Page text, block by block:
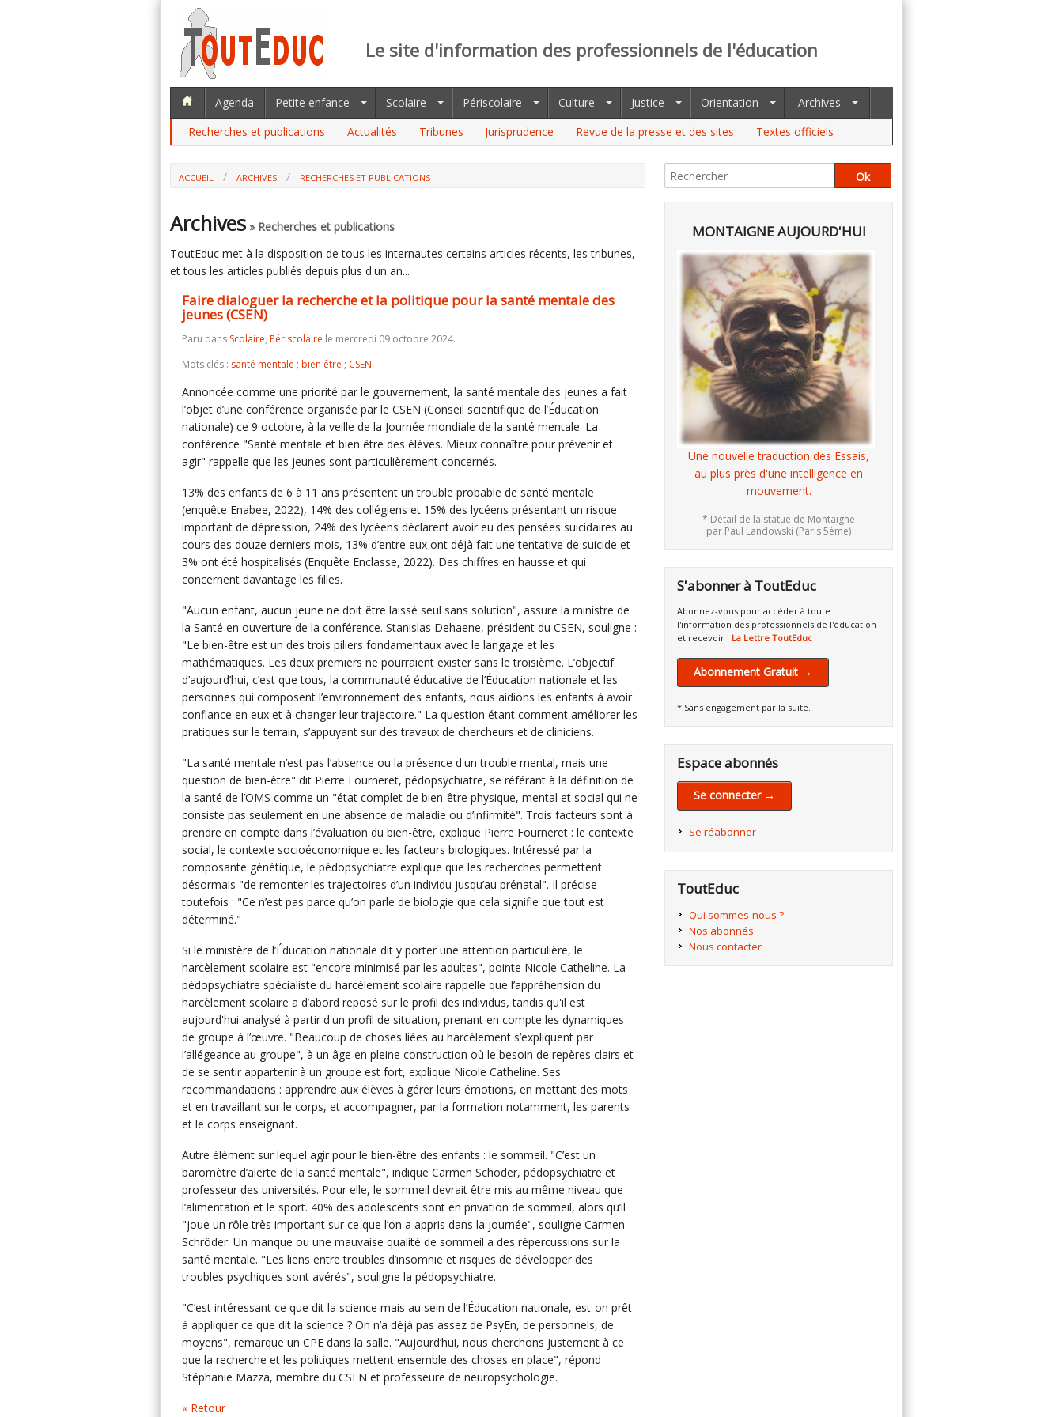
Le site d'information des professionnels de l'éducation
Agenda Petite enfance Scolaire Périscolaire Culture Justice Orientation
Archives
Recherches et publications
Actualités Tribunes Jurisprudence Revue de la presse et des sites Textes officiels
ACCUEIL ARCHIVES
RECHERCHES ET PUBLICATIONS
Archives » Recherches et publications
ToutEduc met à la disposition de tous les internautes certains articles récents, les tribunes,
et tous les articles publiés depuis plus d'un an...
Faire dialoguer la recherche et la politique pour la santé mentale des
jeunes (CSEN)
Paru dans Scolaire, Périscolaire le mercredi 09 octobre 2024.
Mots clés : santé mentale ; bien être ; CSEN
Annoncée comme une priorité par le gouvernement, la santé mentale des jeunes a fait
l’objet d’une conférence organisée par le CSEN (Conseil scientifique de l’Éducation
nationale) ce 9 octobre, à la veille de la Journée mondiale de la santé mentale. La
conférence "Santé mentale et bien être des élèves. Mieux connaître pour prévenir et
agir" rappelle que les jeunes sont particulièrement concernés.
13% des enfants de 6 à 11 ans présentent un trouble probable de santé mentale
(enquête Enabee, 2022), 14% des collégiens et 15% des lycéens présentant un risque
important de dépression, 24% des lycéens déclarent avoir eu des pensées suicidaires au
cours des douze derniers mois, 13% d’entre eux ont déjà fait une tentative de suicide et
3% ont été hospitalisés (Enquête Enclasse, 2022). Des chiffres en hausse et qui
concernent davantage les filles.
"Aucun enfant, aucun jeune ne doit être laissé seul sans solution", assure la ministre de
la Santé en ouverture de la conférence. Stanislas Dehaene, président du CSEN, souligne :
"Le bien-être est un des trois piliers fondamentaux avec le langage et les
mathématiques. Les deux premiers ne pourraient exister sans le troisième. L’objectif
d’aujourd’hui, c’est que tous, la communauté éducative de l’Éducation nationale et les
personnes qui composent l’environnement des enfants, nous aidions les enfants à avoir
confiance en eux et à changer leur trajectoire." La question étant comment améliorer les
pratiques sur le terrain, s’appuyant sur des travaux de chercheurs et de cliniciens.
"La santé mentale n’est pas l’absence ou la présence d'un trouble mental, mais une
question de bien-être" dit Pierre Fourneret, pédopsychiatre, se référant à la définition de
la santé de l’OMS comme un "état complet de bien-être physique, mental et social qui ne
consiste pas seulement en une absence de maladie ou d’infirmité". Trois facteurs sont à
prendre en compte dans l’évaluation du bien-être, explique Pierre Fourneret : le contexte
social, le contexte socioéconomique et les facteurs biologiques. Intéressé par la
composante génétique, le pédopsychiatre explique que les recherches permettent
désormais "de remonter les trajectoires d’un individu jusqu’au prénatal". Il précise
toutefois : "Ce n’est pas parce qu’on parle de biologie que cela signifie que tout est
déterminé."
Si le ministère de l’Éducation nationale dit y porter une attention particulière, le
harcèlement scolaire est "encore minimisé par les adultes", pointe Nicole Catheline. La
pédopsychiatre spécialiste du harcèlement scolaire rappelle que l’appréhension du
harcèlement scolaire a d’abord reposé sur le profil des individus, tandis qu'il est
aujourd'hui analysé à partir d'un profil de situation, prenant en compte les dynamiques
de groupe à l’œuvre. "Beaucoup de choses liées au harcèlement s’expliquent par
l’allégeance au groupe", à un âge en pleine construction où le besoin de repères clairs et
de se sentir appartenir à un groupe est fort, explique Nicole Catheline. Ses
recommandations : apprendre aux élèves à gérer leurs émotions, en mettant des mots
et en travaillant sur le corps, et accompagner, par la formation notamment, les parents
et le corps enseignant.
Autre élément sur lequel agir pour le bien-être des enfants : le sommeil. "C’est un
baromètre d’alerte de la santé mentale", indique Carmen Schöder, pédopsychiatre et
professeur des universités. Pour elle, le sommeil devrait être mis au même niveau que
l’alimentation et le sport. 40% des adolescents sont en privation de sommeil, alors qu’il
"joue un rôle très important sur ce que l’on a appris dans la journée", souligne Carmen
Schröder. Un manque ou une mauvaise qualité de sommeil a des répercussions sur la
santé mentale. "Les liens entre troubles d’insomnie et risques de développer des
troubles psychiques sont avérés", souligne la pédopsychiatre.
"C’est intéressant ce que dit la science mais au sein de l’Éducation nationale, est-on prêt
à appliquer ce que dit la science ? On n’a déjà pas assez de PsyEn, de personnels, de
moyens", remarque un CPE dans la salle. "Aujourd’hui, nous cherchons justement à ce
que la recherche et les politiques mettent ensemble des choses en place", répond
Stéphanie Mazza, membre du CSEN et professeure de neuropsychologie.
« Retour
MONTAIGNE AUJOURD'HUI
Une nouvelle traduction des Essais,
au plus près d'une intelligence en
mouvement.
* Détail de la statue de Montaigne
par Paul Landowski (Paris 5ème)
S'abonner à ToutEduc
Abonnez-vous pour accéder à toute
l'information des professionnels de l'éducation
et recevoir : La Lettre ToutEduc
Abonnement Gratuit →
* Sans engagement par la suite.
Espace abonnés
Se connecter →
Se réabonner
ToutEduc
Qui sommes-nous ?
Nos abonnés
Nous contacter